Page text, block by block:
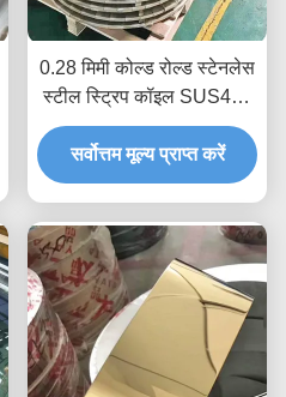
0.28 मिमी कोल्ड रोल्ड स्टेनलेस
स्टील स्ट्रिप कॉइल SUS430
2B हेयरलाइन पॉलिश फिनिश
सर्वोत्तम मूल्य प्राप्त करें